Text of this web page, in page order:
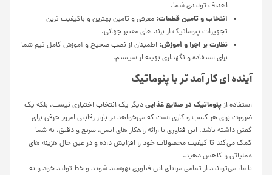
اهداف تولیدی شما.
انتخاب و تامین قطعات: معرفی و تامین بهترین و باکیفیت‌ ترین
تجهیزات پنوماتیک از برند های معتبر جهانی.
نظارت بر اجرا و آموزش: اطمینان از نصب صحیح و آموزش کامل تیم شما
برای استفاده و نگهداری بهینه از سیستم.
آینده‌ ای کار آمد تر با پنوماتیک
استفاده ازپنوماتیک در صنایع غذاییدیگر یک انتخاب اختیاری نیست، بلکه یک
ضرورت برای هر کسب‌ و کاری است که می‌خواهد در بازار رقابتی امروز حرفی برای
گفتن داشته باشد. این فناوری با ارائه راهکار های ایمن، سریع و دقیق، به شما
کمک می‌کند تا کیفیت محصولات خود را افزایش داده و در عین حال هزینه‌ های
عملیاتی را کاهش دهید.
با ما، می‌توانید از تمامی مزایای این فناوری بهره‌مند شوید و خط تولید خود را به